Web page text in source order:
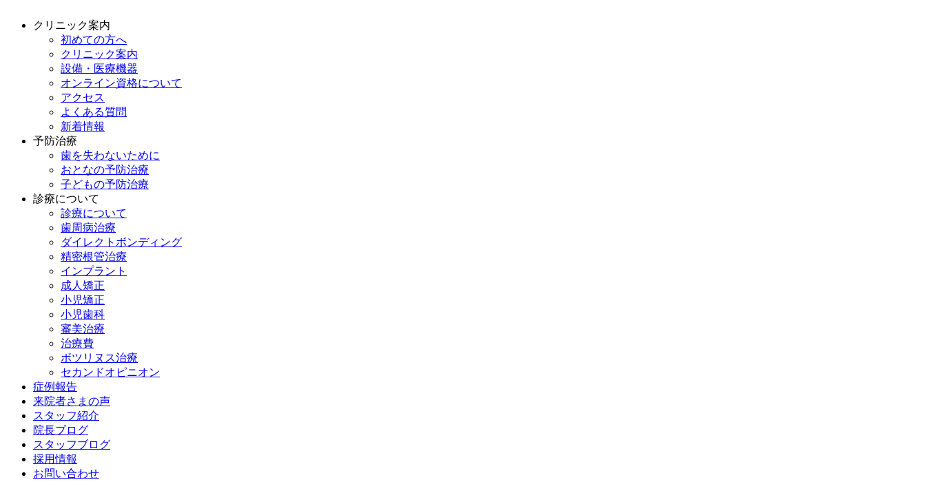
クリニック案内
初めての方へ
クリニック案内
設備・医療機器
オンライン資格について
アクセス
よくある質問
新着情報
予防治療
歯を失わないために
おとなの予防治療
子どもの予防治療
診療について
診療について
歯周病治療
ダイレクトボンディング
精密根管治療
インプラント
成人矯正
小児矯正
小児歯科
審美治療
治療費
ボツリヌス治療
セカンドオピニオン
症例報告
来院者さまの声
スタッフ紹介
院長ブログ
スタッフブログ
採用情報
お問い合わせ